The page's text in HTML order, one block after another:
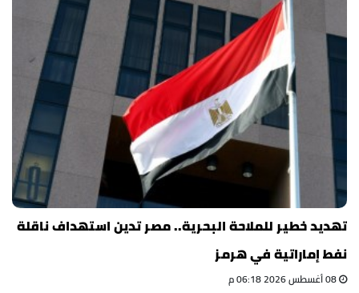
تهديد خطير للملاحة البحرية.. مصر تدين استهداف ناقلة
نفط إماراتية في هرمز